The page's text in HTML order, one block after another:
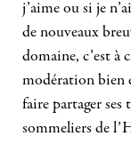
j’aime ou si je
de nouveaux
domaine, c’est à
modération bien
faire partager ses
sommeliers de